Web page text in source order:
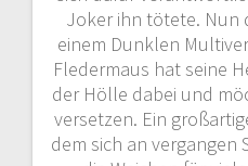
Joker ihn tötete. Nun
einem Dunklen
Fledermaus hat seine
der Hölle dabei und
versetzen. Ein
dem sich an vergangen